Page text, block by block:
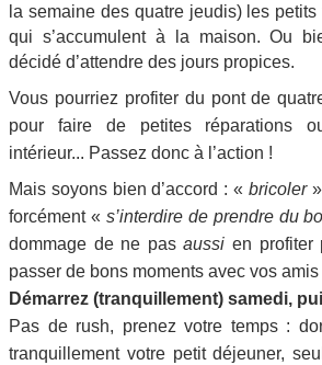
la semaine des quatre jeudis) les
qui s’accumulent à la maison. Ou
décidé d’attendre des jours propices.
Vous pourriez profiter du pont de
pour faire de petites réparations
intérieur... Passez donc à l’action !
Mais soyons bien d’accord : « bricoler»
forcément « s’interdire de prendre du
dommage de ne pasaussi en profiter
passer de bons moments avec vos amis
Démarrez (tranquillement) samedi,
Pas de rush, prenez votre temps :
tranquillement votre petit déjeuner,